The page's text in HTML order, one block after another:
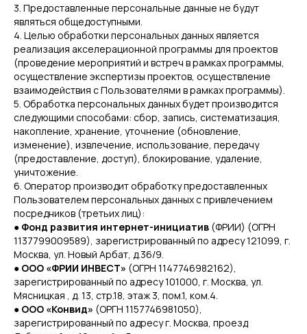
3. Предоставленные персональные данные не будут
являться общедоступными.
4. Целью обработки персональных данных является
реализация акселерационной программы для проектов
(проведение мероприятий и встреч в рамках программы,
осуществление экспертизы проектов, осуществление
взаимодействия с Пользователями в рамках программы).
5. Обработка персональных данных будет производится
следующими способами: сбор, запись, систематизация,
накопление, хранение, уточнение (обновление,
изменение), извлечение, использование, передачу
(предоставление, доступ), блокирование, удаление,
уничтожение.
6. Оператор производит обработку предоставленных
Пользователем персональных данных с привлечением
посредников (третьих лиц):
● Фонд развития интернет-инициатив (ФРИИ) (ОГРН
1137799009589), зарегистрированный по адресу 121099, г.
Москва, ул. Новый Арбат, д.36/9.
● ООО «ФРИИ ИНВЕСТ» (ОГРН 1147746982162),
зарегистрированный по адресу 101000, г. Москва, ул.
Мясницкая , д. 13, стр.18, этаж 3, пом.1, ком.4.
● ООО «Конвид» (ОРГН 1157746981050),
зарегистрированный по адресу г. Москва, проезд